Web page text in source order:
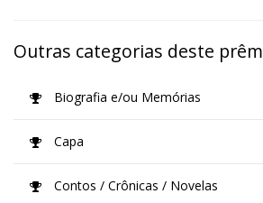
Outras categorias deste
Biografia e/ou Memórias
Capa
Contos / Crônicas / Novelas